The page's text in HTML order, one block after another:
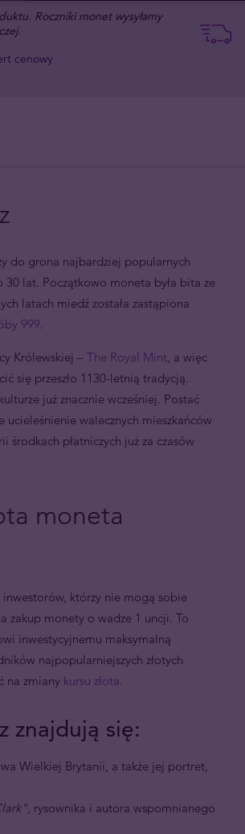
Roczniki monet wysyłamy
cenowy
do grona najbardziej popularnych
30 lat. Początkowo moneta była bita ze
latach miedź została zastąpiona
999.
Królewskiej – The Royal Mint, a więc
się przeszło 1130-letnią tradycją.
już znacznie wcześniej. Postać
ucieleśnienie walecznych mieszkańców
środkach płatniczych już za czasów
moneta
którzy nie mogą sobie
zakup monety o wadze 1 uncji. To
inwestycyjnemu maksymalną
najpopularniejszych złotych
na zmiany kursu złota.
znajdują się:
Wielkiej Brytanii, a także jej portret,
, rysownika i autora wspomnianego